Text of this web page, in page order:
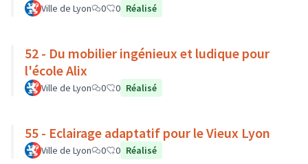
Ville de Lyon 0 0 Réalisé
52 - Du mobilier ingénieux et ludique pour
l'école Alix
Ville de Lyon 0 0 Réalisé
55 - Eclairage adaptatif pour le Vieux Lyon
Ville de Lyon 0 0 Réalisé